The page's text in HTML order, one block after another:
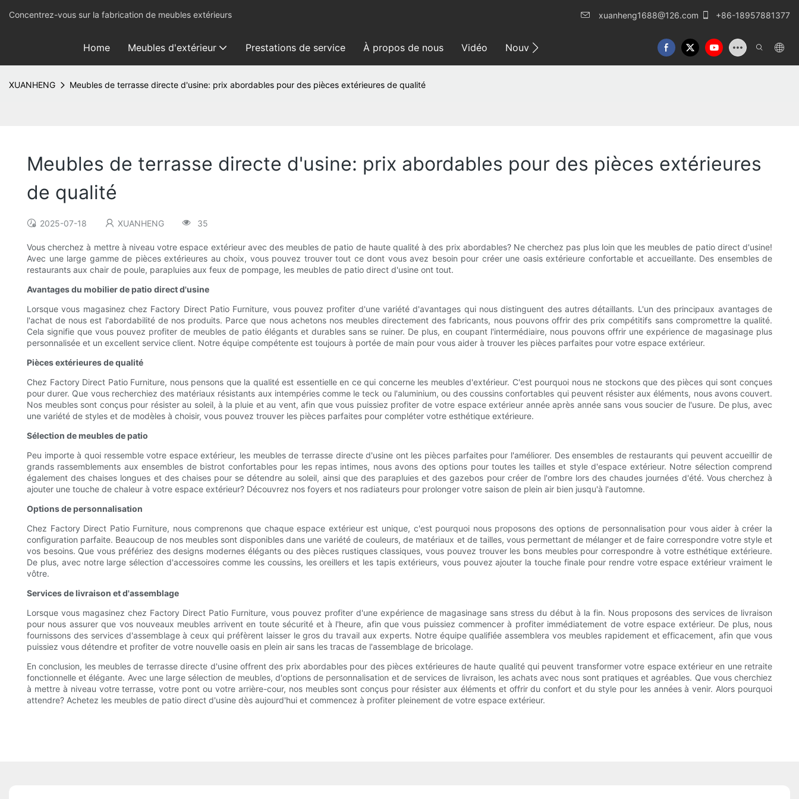
Concentrez-vous sur la fabrication de meubles extérieurs xuanheng1688@126.com +86-18957881377
Home Meubles d'extérieur Prestations de service À propos de nous Vidéo Nouvelles
XUANHENG Meubles de terrasse directe d'usine: prix abordables pour des pièces extérieures de qualité
Meubles de terrasse directe d'usine: prix abordables pour des pièces extérieures
de qualité
2025-07-18 XUANHENG 35
Vous cherchez à mettre à niveau votre espace extérieur avec des meubles de patio de haute qualité à des prix abordables? Ne cherchez pas plus loin que les meubles de patio direct d'usine!
Avec une large gamme de pièces extérieures au choix, vous pouvez trouver tout ce dont vous avez besoin pour créer une oasis extérieure confortable et accueillante. Des ensembles de
restaurants aux chair de poule, parapluies aux feux de pompage, les meubles de patio direct d'usine ont tout.
Avantages du mobilier de patio direct d'usine
Lorsque vous magasinez chez Factory Direct Patio Furniture, vous pouvez profiter d'une variété d'avantages qui nous distinguent des autres détaillants. L'un des principaux avantages de
l'achat de nous est l'abordabilité de nos produits. Parce que nous achetons nos meubles directement des fabricants, nous pouvons offrir des prix compétitifs sans compromettre la qualité.
Cela signifie que vous pouvez profiter de meubles de patio élégants et durables sans se ruiner. De plus, en coupant l'intermédiaire, nous pouvons offrir une expérience de magasinage plus
personnalisée et un excellent service client. Notre équipe compétente est toujours à portée de main pour vous aider à trouver les pièces parfaites pour votre espace extérieur.
Pièces extérieures de qualité
Chez Factory Direct Patio Furniture, nous pensons que la qualité est essentielle en ce qui concerne les meubles d'extérieur. C'est pourquoi nous ne stockons que des pièces qui sont conçues
pour durer. Que vous recherchiez des matériaux résistants aux intempéries comme le teck ou l'aluminium, ou des coussins confortables qui peuvent résister aux éléments, nous avons couvert.
Nos meubles sont conçus pour résister au soleil, à la pluie et au vent, afin que vous puissiez profiter de votre espace extérieur année après année sans vous soucier de l'usure. De plus, avec
une variété de styles et de modèles à choisir, vous pouvez trouver les pièces parfaites pour compléter votre esthétique extérieure.
Sélection de meubles de patio
Peu importe à quoi ressemble votre espace extérieur, les meubles de terrasse directe d'usine ont les pièces parfaites pour l'améliorer. Des ensembles de restaurants qui peuvent accueillir de
grands rassemblements aux ensembles de bistrot confortables pour les repas intimes, nous avons des options pour toutes les tailles et style d'espace extérieur. Notre sélection comprend
également des chaises longues et des chaises pour se détendre au soleil, ainsi que des parapluies et des gazebos pour créer de l'ombre lors des chaudes journées d'été. Vous cherchez à
ajouter une touche de chaleur à votre espace extérieur? Découvrez nos foyers et nos radiateurs pour prolonger votre saison de plein air bien jusqu'à l'automne.
Options de personnalisation
Chez Factory Direct Patio Furniture, nous comprenons que chaque espace extérieur est unique, c'est pourquoi nous proposons des options de personnalisation pour vous aider à créer la
configuration parfaite. Beaucoup de nos meubles sont disponibles dans une variété de couleurs, de matériaux et de tailles, vous permettant de mélanger et de faire correspondre votre style et
vos besoins. Que vous préfériez des designs modernes élégants ou des pièces rustiques classiques, vous pouvez trouver les bons meubles pour correspondre à votre esthétique extérieure.
De plus, avec notre large sélection d'accessoires comme les coussins, les oreillers et les tapis extérieurs, vous pouvez ajouter la touche finale pour rendre votre espace extérieur vraiment le
vôtre.
Services de livraison et d'assemblage
Lorsque vous magasinez chez Factory Direct Patio Furniture, vous pouvez profiter d'une expérience de magasinage sans stress du début à la fin. Nous proposons des services de livraison
pour nous assurer que vos nouveaux meubles arrivent en toute sécurité et à l'heure, afin que vous puissiez commencer à profiter immédiatement de votre espace extérieur. De plus, nous
fournissons des services d'assemblage à ceux qui préfèrent laisser le gros du travail aux experts. Notre équipe qualifiée assemblera vos meubles rapidement et efficacement, afin que vous
puissiez vous détendre et profiter de votre nouvelle oasis en plein air sans les tracas de l'assemblage de bricolage.
En conclusion, les meubles de terrasse directe d'usine offrent des prix abordables pour des pièces extérieures de haute qualité qui peuvent transformer votre espace extérieur en une retraite
fonctionnelle et élégante. Avec une large sélection de meubles, d'options de personnalisation et de services de livraison, les achats avec nous sont pratiques et agréables. Que vous cherchiez
à mettre à niveau votre terrasse, votre pont ou votre arrière-cour, nos meubles sont conçus pour résister aux éléments et offrir du confort et du style pour les années à venir. Alors pourquoi
attendre? Achetez les meubles de patio direct d'usine dès aujourd'hui et commencez à profiter pleinement de votre espace extérieur.